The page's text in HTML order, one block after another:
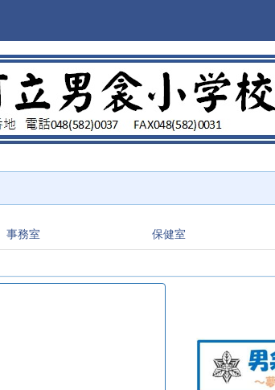
事務室 保健室